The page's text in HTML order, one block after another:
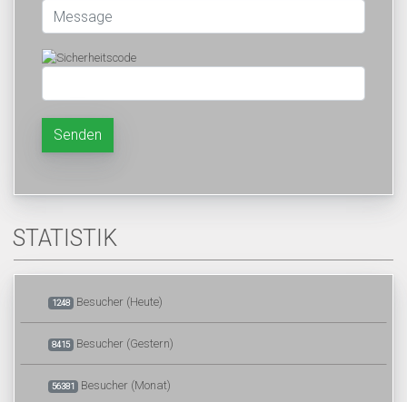
Senden
STATISTIK
1248 Besucher (Heute)
8415 Besucher (Gestern)
56381 Besucher (Monat)